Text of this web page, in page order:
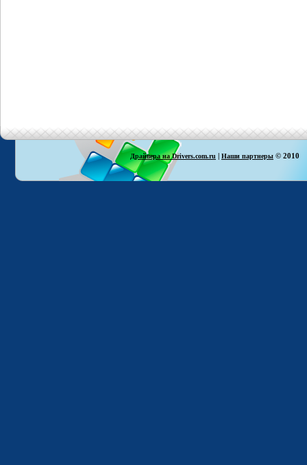
Драйвера на Drivers.com.ru | Наши партнеры © 2010